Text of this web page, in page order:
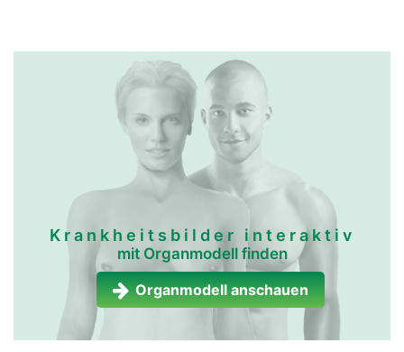
Krankheitsbilder interaktiv
mit Organmodell finden
Organmodell anschauen